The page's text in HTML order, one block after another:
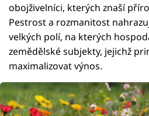
obojživelníci, kterých znaší
Pestrost a rozmanitost
velkých polí, na kterých
zemědělské subjekty, jejichž
maximalizovat výnos.